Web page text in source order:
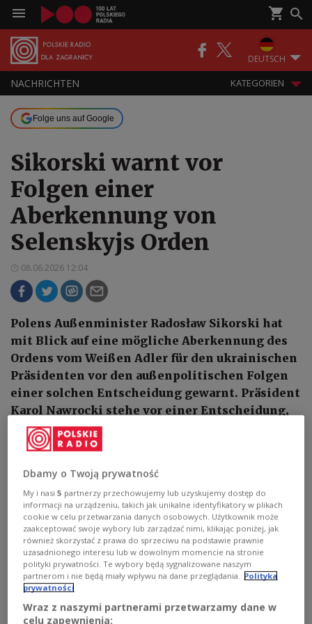
DEUTSCH
NACHRICHTEN KATEGORIEN
Folge uns auf Google
Sikorski warnt vor
Folgen einer
Aberkennung von
Selenskyjs Orden
08.06.2026 12:04
Polens Außenminister Radosław Sikorski hat
mit Blick auf eine mögliche Aberkennung des
Ordens vom Weißen Adler für den ukrainischen
Präsidenten vor den außenpolitischen Folgen
einer solchen Entscheidung gewarnt. Präsident
Karol Nawrocki stehe vor einer Entscheidung,
die „mit Sicherheit erhebliche Auswirkungen
auf die Außenpolitik“ haben werde, sagte
Dbamy o Twoją prywatność
My i nasi5 partnerzy przechowujemy lub uzyskujemy dostęp do
informacji na urządzeniu, takich jak unikalne identyfikatory w plikach
cookie w celu przetwarzania danych osobowych. Użytkownik może
zaakceptować swoje wybory lub zarządzać nimi, klikając poniżej, jak
również skorzystać z prawa do sprzeciwu na podstawie prawnie
uzasadnionego interesu lub w dowolnym momencie na stronie
polityki prywatności. Te wybory będą sygnalizowane naszym
partnerom i nie będą miały wpływu na dane przeglądania. Polityka
prywatności
Wraz z naszymi partnerami przetwarzamy dane w
celu zapewnienia: